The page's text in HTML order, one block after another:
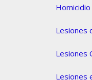
Lesiones
Lesiones
Lesiones